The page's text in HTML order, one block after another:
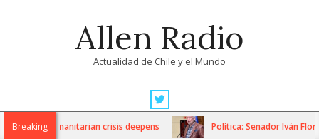
Allen Radio
Actualidad de Chile y el Mundo
Navigation
MenuBreaking
as humanitarian crisis deepens Política: Senador Iván Flores